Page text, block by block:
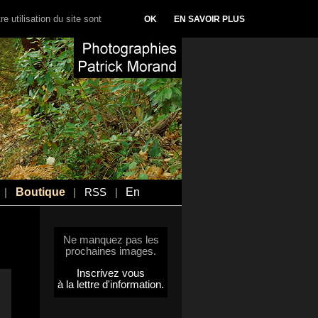
Boutique RSS En
Ne manquez pas les
prochaines images.
Inscrivez vous
à la lettre d'information.
utilisation du site sont OK EN SAVOIR PLUS